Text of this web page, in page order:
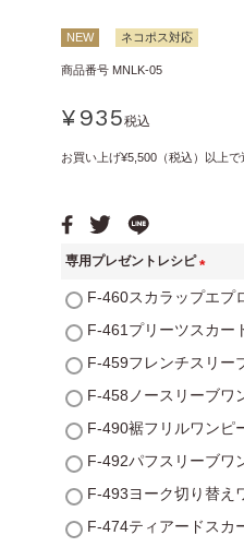
NEW ネコポス対応
商品番号 MNLK-05
¥ 935税込
お買い上げ¥5,500（税込）以上
専用プレゼントレシピ
(
)
F-460スカラップエプ
F-461プリーツスカー
F-459フレンチスリー
F-458ノースリーブワ
F-490裾フリルワンピ
F-492パフスリーブワ
F-493ヨーク切り替え
F-474ティアードスカ